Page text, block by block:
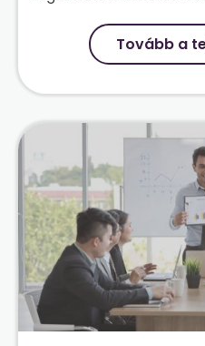
Tovább a